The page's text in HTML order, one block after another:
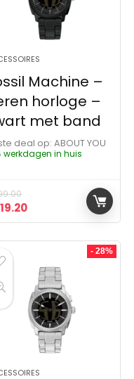
Machine –
horloge –
met band
deal op:
ABOUT YOU
werkdagen in huis
prijs was:
Huidige prijs is:
- 28%